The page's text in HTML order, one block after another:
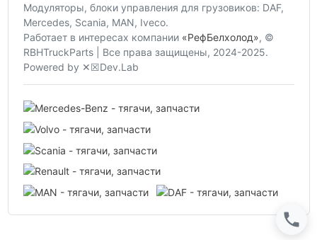
Модуляторы, блоки управления для грузовиков: DAF,
Mercedes, Scania, MAN, Iveco.
Работает в интересах компании «РефБелхолод», ©
RBHTruckParts | Все права защищены, 2024-2025.
Powered by ✕☒Dev.Lab